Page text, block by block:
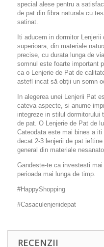
special alese pentru a
de pat din fibra naturala cu
satinat.
Iti aducem in dormitor
superioara, din materiale
precise, cu durata lunga de
somnul este foarte important
ca o Lenjerie de Pat de
astefl incat să obţii un somn
In alegerea unei Lenjerii Pat
cateva aspecte, si anume
integreze in stilul dormitorului
de pat. O Lenjerie de Pat de
Cateodata este mai bines a
decat 2-3 lenjerii de pat
general din materiale
Gandeste-te ca investesti
perioada mai lunga de timp.
#HappyShopping
#Casaculenjeriidepat
RECENZII